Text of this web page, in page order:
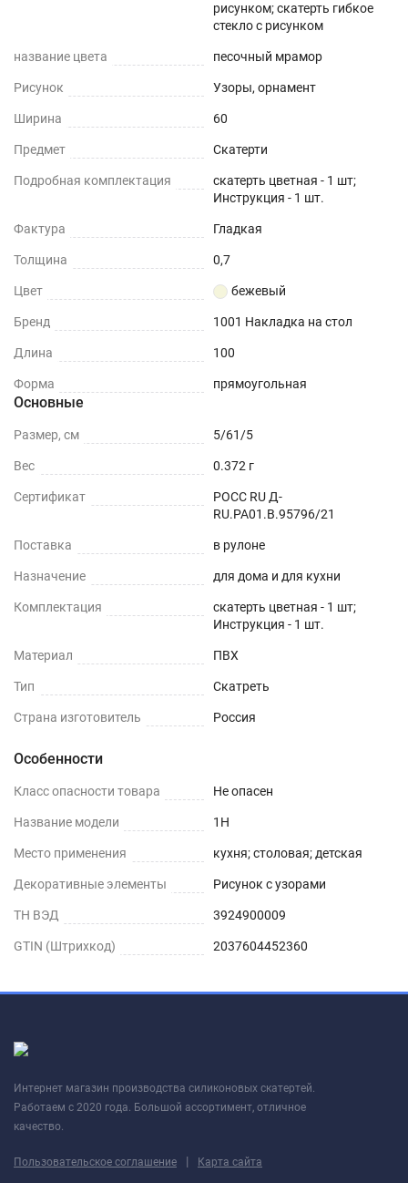
рисунком; скатерть гибкое
стекло с рисунком
название цвета песочный мрамор
Рисунок Узоры, орнамент
Ширина 60
Предмет Скатерти
Подробная комплектация
скатерть цветная - 1 шт;
Инструкция - 1 шт.
Фактура Гладкая
Толщина 0,7
Цвет бежевый
Бренд 1001 Накладка на стол
Длина 100
Форма прямоугольная
Основные
Размер, см 5/61/5
Вес 0.372 г
Сертификат
РОСС RU Д-
RU.РА01.В.95796/21
Поставка в рулоне
Назначение для дома и для кухни
Комплектация
скатерть цветная - 1 шт;
Инструкция - 1 шт.
Материал ПВХ
Тип Скатреть
Страна изготовитель Россия
Особенности
Класс опасности товара Не опасен
Название модели 1H
Место применения кухня; столовая; детская
Декоративные элементы Рисунок с узорами
ТН ВЭД 3924900009
GTIN (Штрихкод) 2037604452360
Интернет магазин производства силиконовых скатертей.
Работаем с 2020 года. Большой ассортимент, отличное
качество.
Пользовательское соглашение | Карта сайта